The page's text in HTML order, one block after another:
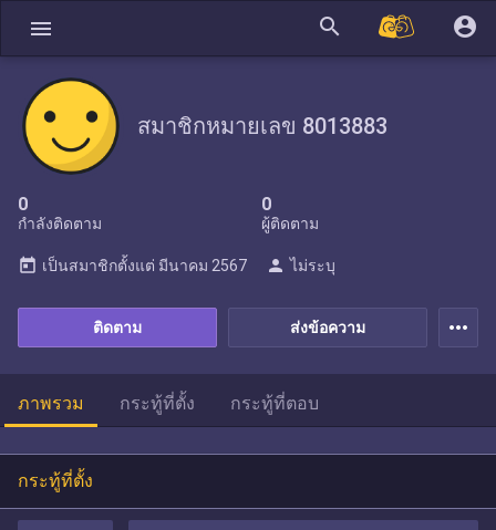
menu search account_circle
สมาชิกหมายเลข 8013883
0
กำลังติดตาม
0
ผู้ติดตาม
ส่งข้อความ
ติดตาม
today เป็นสมาชิกตั้งแต่ มีนาคม 2567 person ไม่ระบุ
more_horiz
ภาพรวม กระทู้ที่ตั้ง กระทู้ที่ตอบ
กระทู้ที่ตั้ง